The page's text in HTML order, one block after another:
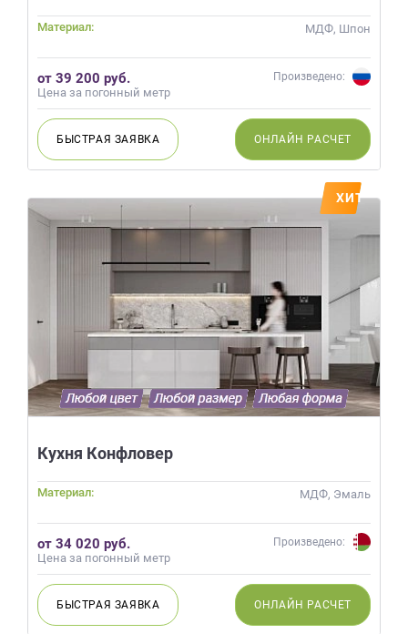
Материал: МДФ, Шпон
от 39 200 руб.
Цена за погонный метр
Произведено:
БЫСТРАЯ ЗАЯВКА ОНЛАЙН РАСЧЕТ
ХИТ
Кухня Конфловер
Материал: МДФ, Эмаль
от 34 020 руб.
Цена за погонный метр
Произведено:
БЫСТРАЯ ЗАЯВКА ОНЛАЙН РАСЧЕТ
обработку
Согласие
обработку
данных
метрическими
обработки
персональных
данных.